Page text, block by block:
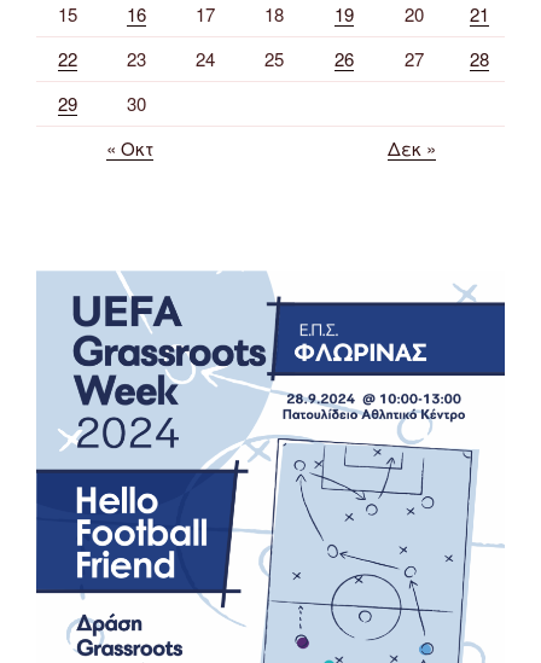
15
16 17 18 19 20
21
22
23 24 25 26 27
28
29
30
« Οκτ
Δεκ »